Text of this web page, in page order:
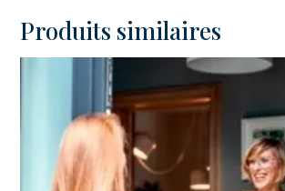
Produits similaires